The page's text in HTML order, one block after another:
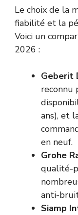
Le choix de la
fiabilité et la
Voici un
2026 :
Geberit
reconnu
ans), et
en neuf.
Grohe
qualité-
anti-
Siamp